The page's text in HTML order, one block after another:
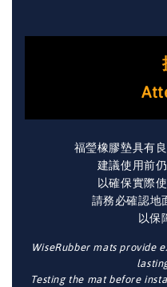
福瑩橡膠墊具有
建議使用前
以確保實際
請務必確認地
以保
WiseRubber mats provide
Testing the mat before